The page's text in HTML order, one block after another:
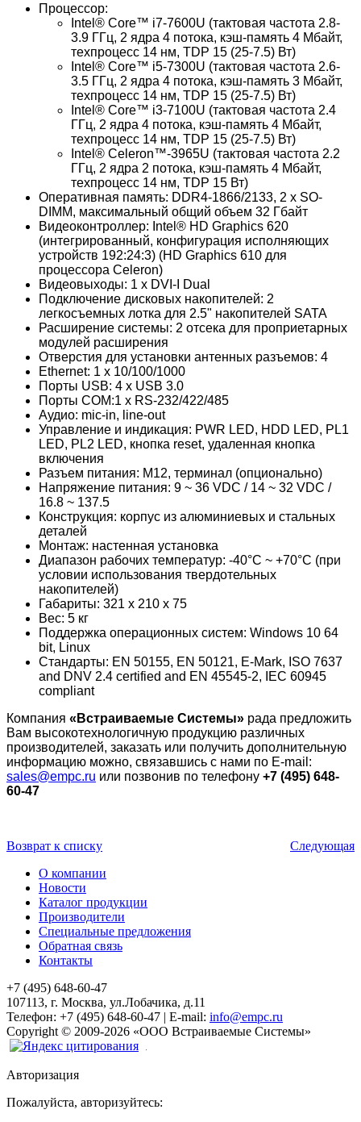
Процессор:
Intel® Core™ i7-7600U (тактовая частота 2.8-
3.9 ГГц, 2 ядра 4 потока, кэш-память 4 Мбайт,
техпроцесс 14 нм, TDP 15 (25-7.5) Вт)
Intel® Core™ i5-7300U (тактовая частота 2.6-
3.5 ГГц, 2 ядра 4 потока, кэш-память 3 Мбайт,
техпроцесс 14 нм, TDP 15 (25-7.5) Вт)
Intel® Core™ i3-7100U (тактовая частота 2.4
ГГц, 2 ядра 4 потока, кэш-память 4 Мбайт,
техпроцесс 14 нм, TDP 15 (25-7.5) Вт)
Intel® Celeron™-3965U (тактовая частота 2.2
ГГц, 2 ядра 2 потока, кэш-память 4 Мбайт,
техпроцесс 14 нм, TDP 15 Вт)
Оперативная память: DDR4-1866/2133, 2 x SO-
DIMM, максимальный общий объем 32 Гбайт
Видеоконтроллер: Intel® HD Graphics 620
(интегрированный, конфигурация исполняющих
устройств 192:24:3) (HD Graphics 610 для
процессора Celeron)
Видеовыходы: 1 x DVI-I Dual
Подключение дисковых накопителей: 2
легкосъемных лотка для 2.5" накопителей SATA
Расширение системы: 2 отсека для проприетарных
модулей расширения
Отверстия для установки антенных разъемов: 4
Ethernet: 1 x 10/100/1000
Порты USB: 4 x USB 3.0
Порты COM:1 x RS-232/422/485
Аудио: mic-in, line-out
Управление и индикация: PWR LED, HDD LED, PL1
LED, PL2 LED, кнопка reset, удаленная кнопка
включения
Разъем питания: M12, терминал (опционально)
Напряжение питания: 9 ~ 36 VDC / 14 ~ 32 VDC /
16.8 ~ 137.5
Конструкция: корпус из алюминиевых и стальных
деталей
Монтаж: настенная установка
Диапазон рабочих температур: -40°C ~ +70°C (при
условии использования твердотельных
накопителей)
Габариты: 321 x 210 x 75
Вес: 5 кг
Поддержка операционных систем: Windows 10 64
bit, Linux
Стандарты: EN 50155, EN 50121, E-Mark, ISO 7637
and DNV 2.4 certified and EN 45545-2, IEC 60945
compliant
Компания «Встраиваемые Cистемы» рада предложить
Вам высокотехнологичную продукцию различных
производителей, заказать или получить дополнительную
информацию можно, связавшись с нами по E-mail:
sales@empc.ru или позвонив по телефону +7 (495) 648-
60-47
Возврат к списку
Следующая
О компании
Новости
Каталог продукции
Производители
Специальные предложения
Обратная связь
Контакты
+7 (495) 648-60-47
107113, г. Москва, ул.Лобачика, д.11
Телефон: +7 (495) 648-60-47 | E-mail: info@empc.ru
Copyright © 2009-2026 «ООО Встраиваемые Системы»
Авторизация
Пожалуйста, авторизуйтесь: